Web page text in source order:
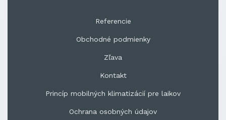
Referencie
Obchodné podmienky
Zľava
Kontakt
Princíp mobilných klimatizácií pre laikov
Ochrana osobných údajov